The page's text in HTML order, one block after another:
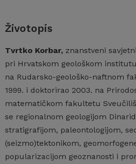
Životopis
Tvrtko Korbar, znanstveni
pri Hrvatskom geološkom
na Rudarsko-geološko-naftnom
1999. i doktorirao 2003. na
matematičkom fakultetu
se regionalnom geologijom
stratigrafijom, paleontologijom,
(seizmo)tektonikom,
popularizacijom geoznanosti i